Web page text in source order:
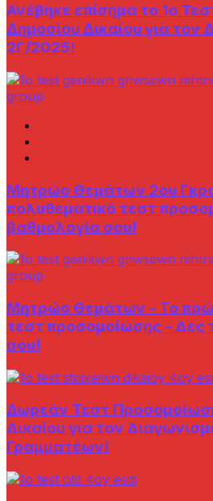
Ανέβηκε επίσημα το 1ο
Δημοσίου Δικαίου για τον
2Γ/2025!
Μητρώο Θεμάτων 2ου
πολυθεματικό τεστ
βαθμολογία σου!
Μητρώο Θεμάτων – Το
τεστ προσομοίωσης – Δες
σου!
Δωρεάν Τεστ
Δικαίου για τον
Γραμματέων!